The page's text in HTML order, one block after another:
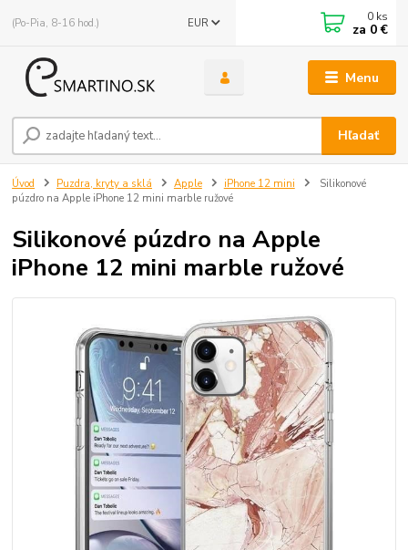
Menu
EUR
Hľadať
(Po-Pia, 8-16 hod.) 0 ks
za 0 €
Úvod Puzdra, kryty a sklá Apple iPhone 12 mini
Silikonové
púzdro na Apple iPhone 12 mini marble ružové
Silikonové púzdro na Apple
iPhone 12 mini marble ružové